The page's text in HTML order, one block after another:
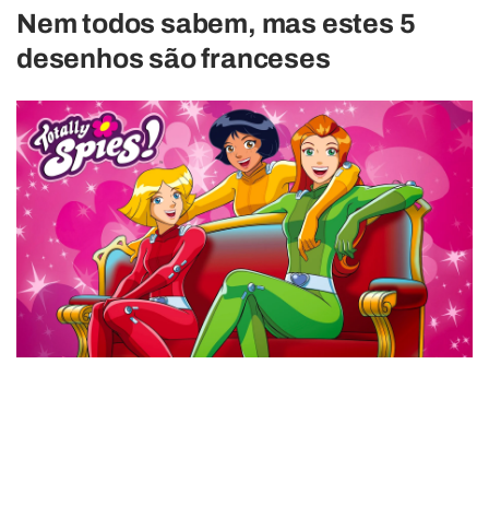
Nem todos sabem, mas estes 5
desenhos são franceses